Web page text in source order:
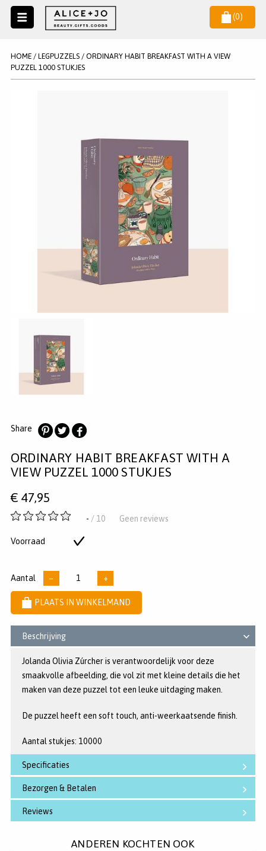
(0)
SALE
KLANTENSERVICE
HOME/ LEGPUZZELS/ ORDINARY HABIT BREAKFAST WITH A VIEW
PUZZEL 1000 STUKJES
Share
op
Pinterest
op
Twitter
op
Facebook
ORDINARY HABIT BREAKFAST WITH A
VIEW PUZZEL 1000 STUKJES
€ 47,95
-
5
- / 10 Geen reviews
Voorraad
Aantal − +
PLAATS IN WINKELMAND
Beschrijving
Jolanda Olivia Zúrcher is verantwoordelijk voor deze
smaakvolle afbeelding, die vol zit met kleine details die het
maken van deze puzzel tot een leuke uitdaging maken.
De puzzel heeft een soft touch, anti-weerkaatsende finish.
Aantal stukjes: 10000
Specificaties
Bezorgen & Betalen
Reviews
ANDEREN KOCHTEN OOK
NIEUWSBRIEF
Wil je als eerste op de hoogste zijn van het laatste nieuws en
AANMELDEN